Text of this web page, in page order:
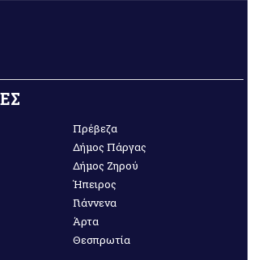
Πρέβεζα
Δήμος Πάργας
Δήμος Ζηρού
Ήπειρος
Γιάννενα
Άρτα
Θεσπρωτία